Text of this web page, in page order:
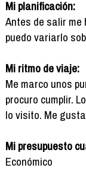
Mi planificación:
Antes de salir
puedo variarlo
Mi ritmo de viaje:
Me marco unos
procuro cumplir.
lo visito. Me
Mi presupuesto
Económico